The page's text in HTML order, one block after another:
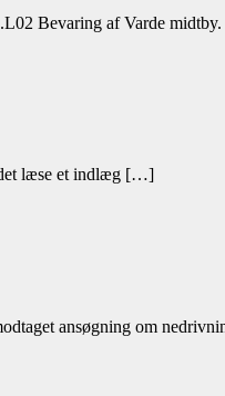
Bevaring af Varde
læse et indlæg […]
ansøgning om